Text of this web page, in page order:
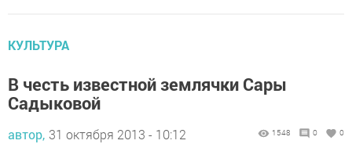
КУЛЬТУРА
В честь известной землячки Сары
Садыковой
автор, 31 октября 2013 - 10:12 1548 0 0